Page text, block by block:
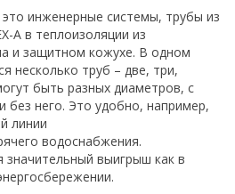
инженерные системы, трубы из
A в теплоизоляции из
и защитном кожухе. В одном
несколько труб – две, три,
быть разных диаметров, с
без него. Это удобно, например,
линии
водоснабжения.
значительный выигрыш как в